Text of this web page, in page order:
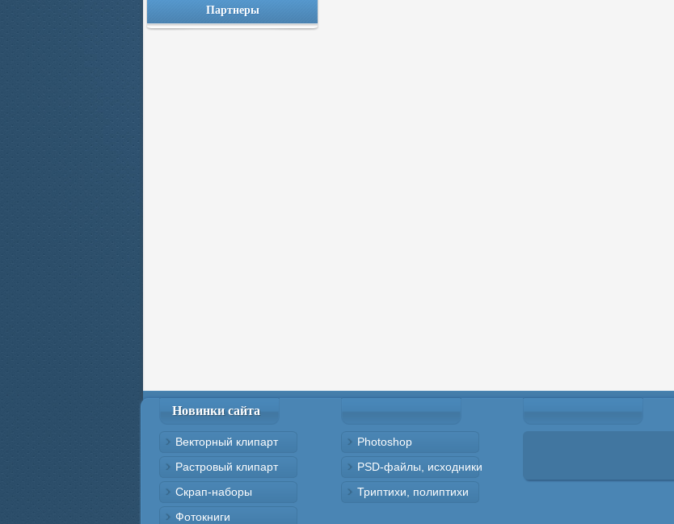
Партнеры
Новинки сайта
Векторный клипарт
Растровый клипарт
Скрап-наборы
Фотокниги
Photoshop
PSD-файлы, исходники
Триптихи, полиптихи